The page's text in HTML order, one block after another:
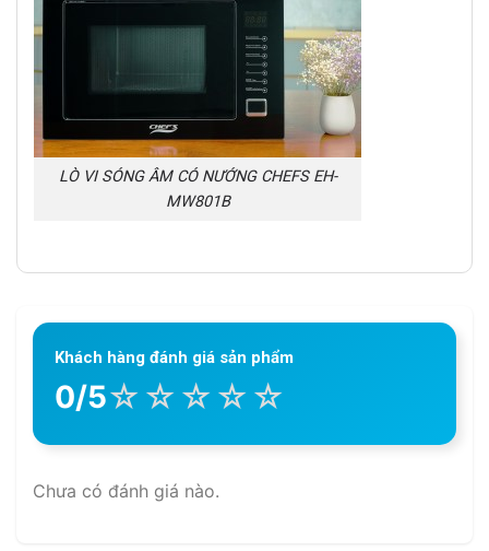
LÒ VI SÓNG ÂM CÓ NƯỚNG CHEFS EH-
MW801B
Khách hàng đánh giá sản phẩm
0/5☆ ☆ ☆ ☆ ☆
Chưa có đánh giá nào.